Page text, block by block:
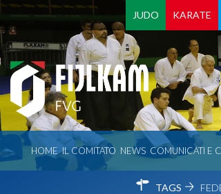
JUDO KARATE
HOME IL COMITATO NEWS COMUNICATI E
TAGS